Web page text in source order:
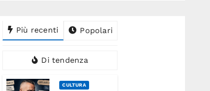
Più recenti Popolari
Di tendenza
CULTURA